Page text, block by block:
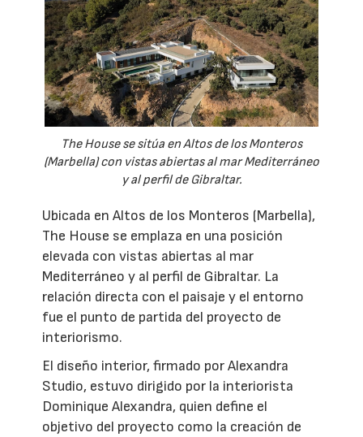
The House se sitúa en Altos de los Monteros
(Marbella) con vistas abiertas al mar Mediterráneo
y al perfil de Gibraltar.
Ubicada en Altos de los Monteros (Marbella),
The House se emplaza en una posición
elevada con vistas abiertas al mar
Mediterráneo y al perfil de Gibraltar. La
relación directa con el paisaje y el entorno
fue el punto de partida del proyecto de
interiorismo.
El diseño interior, firmado por Alexandra
Studio, estuvo dirigido por la interiorista
Dominique Alexandra, quien define el
objetivo del proyecto como la creación de